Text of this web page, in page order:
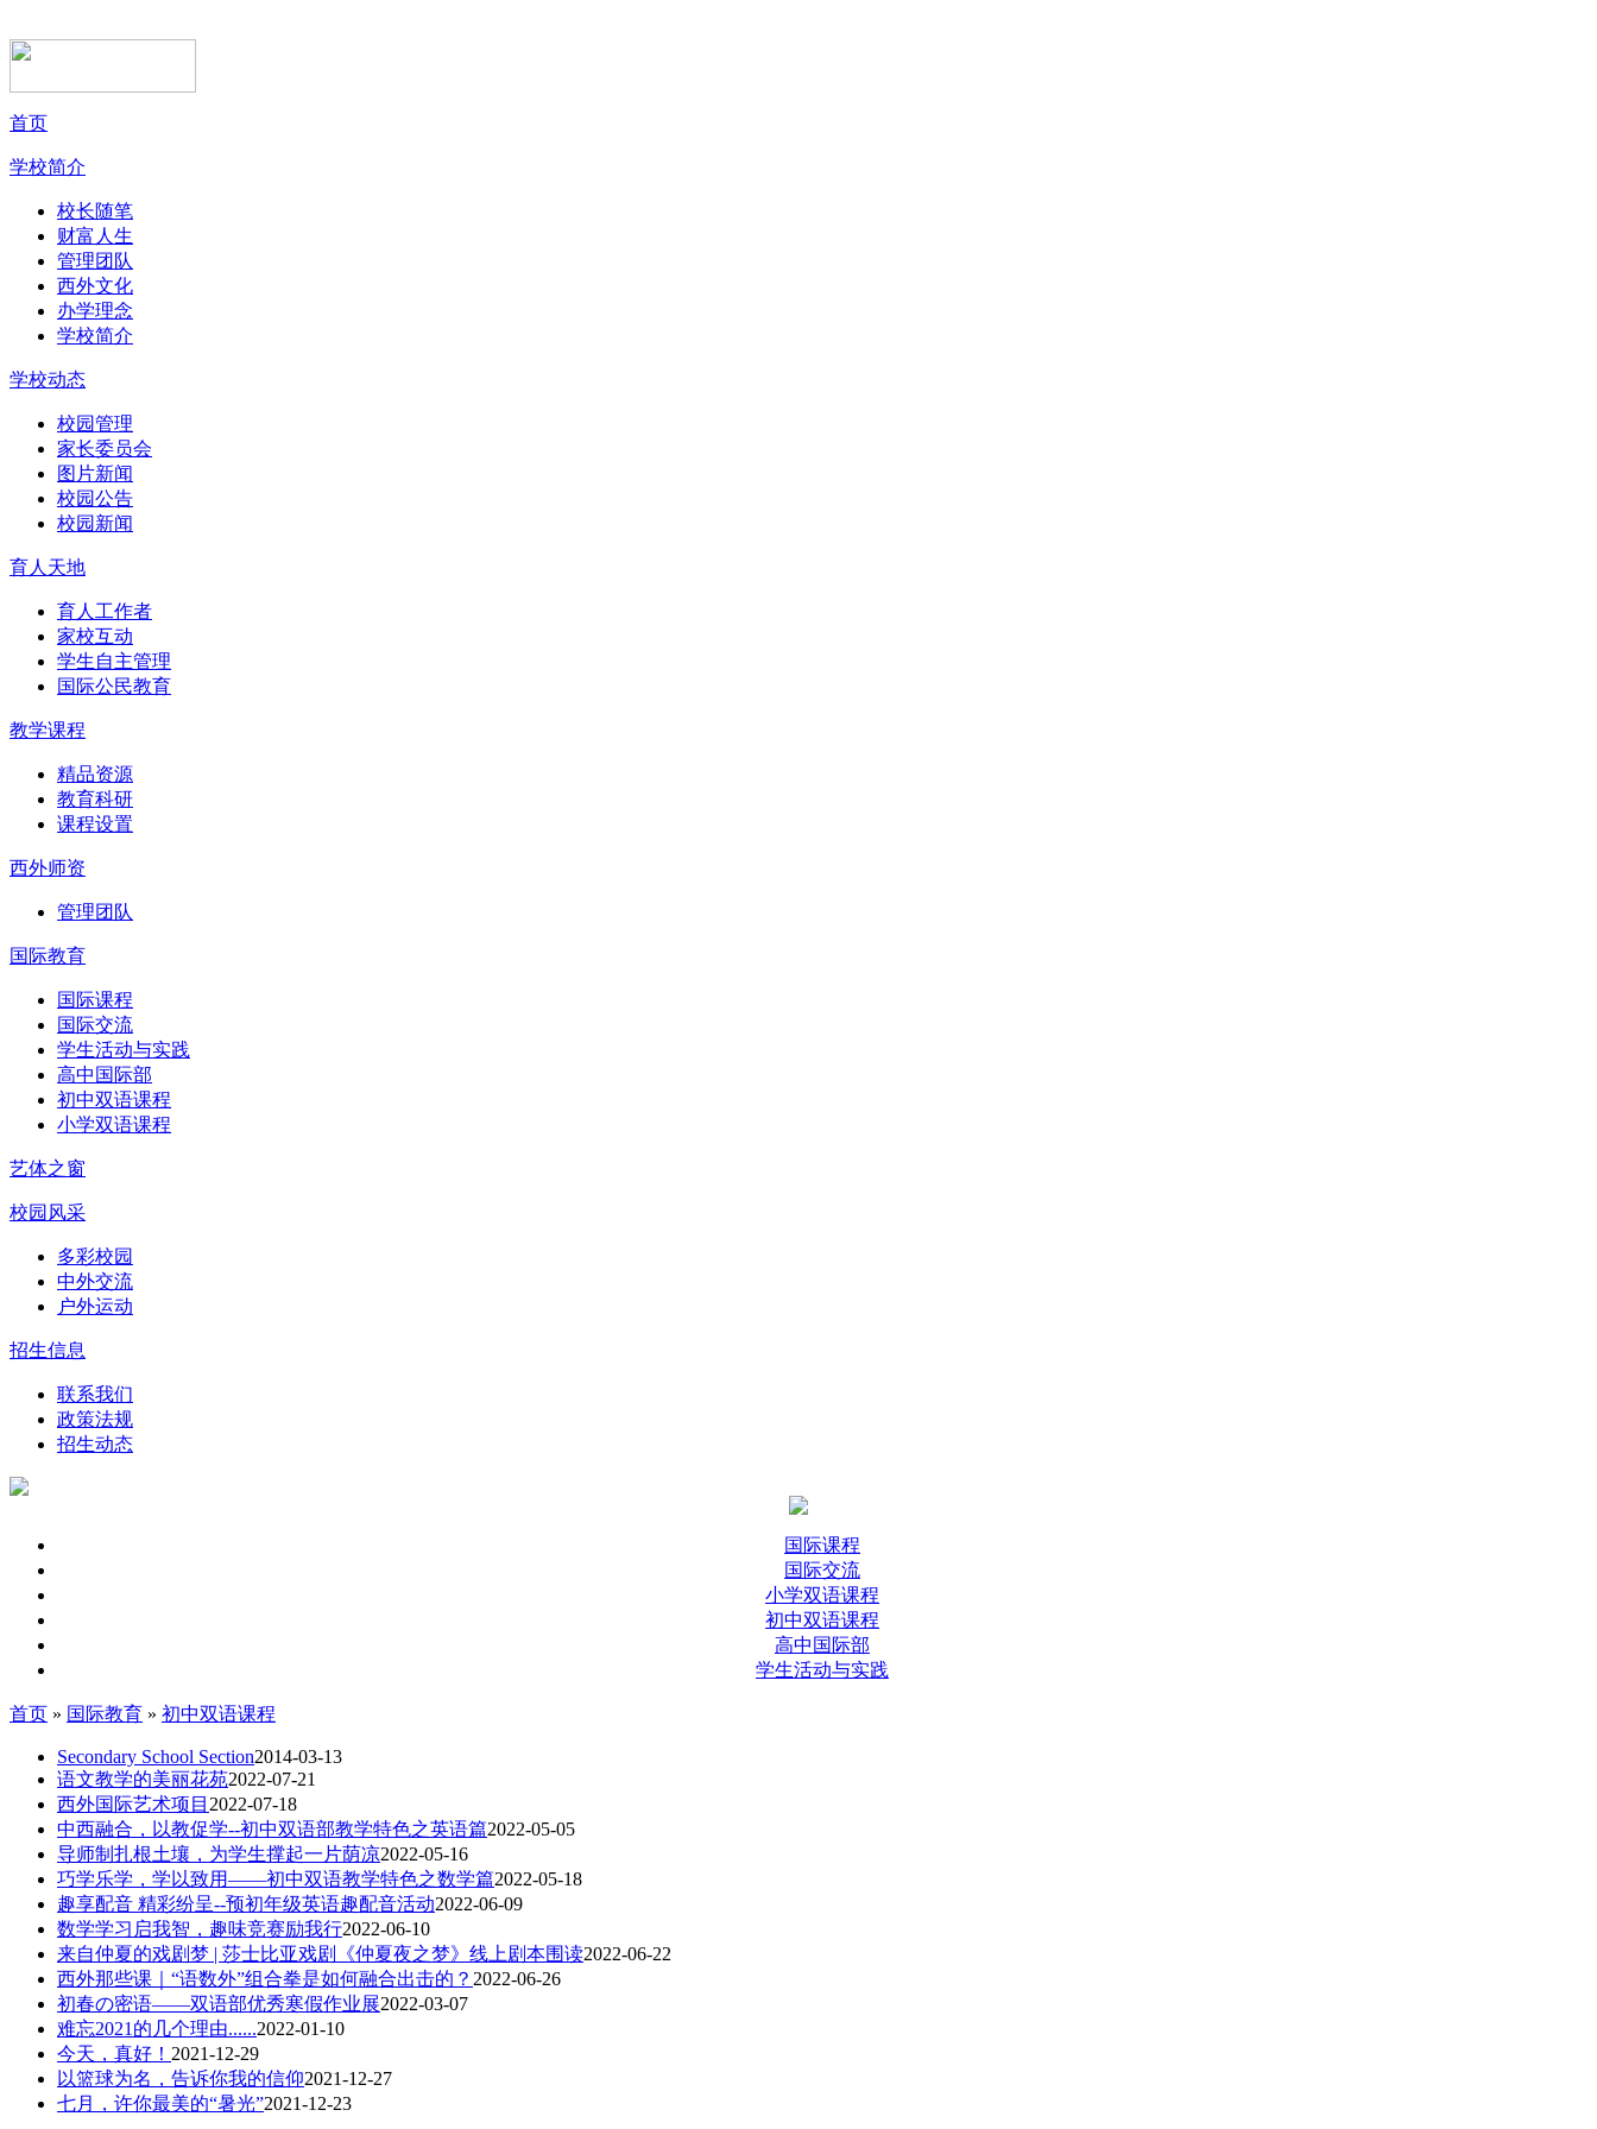
首页
学校简介
校长随笔
财富人生
管理团队
西外文化
办学理念
学校简介
学校动态
校园管理
家长委员会
图片新闻
校园公告
校园新闻
育人天地
育人工作者
家校互动
学生自主管理
国际公民教育
教学课程
精品资源
教育科研
课程设置
西外师资
管理团队
国际教育
国际课程
国际交流
学生活动与实践
高中国际部
初中双语课程
小学双语课程
艺体之窗
校园风采
多彩校园
中外交流
户外运动
招生信息
联系我们
政策法规
招生动态
国际课程
国际交流
小学双语课程
初中双语课程
高中国际部
学生活动与实践
首页 » 国际教育 » 初中双语课程
Secondary School Section2014-03-13
语文教学的美丽花苑2022-07-21
西外国际艺术项目 2022-07-18
中西融合，以教促学--初中双语部教学特色之英语篇2022-05-05
导师制扎根土壤，为学生撑起一片荫凉2022-05-16
巧学乐学，学以致用——初中双语教学特色之数学篇2022-05-18
趣享配音 精彩纷呈--预初年级英语趣配音活动2022-06-09
数学学习启我智，趣味竞赛励我行2022-06-10
来自仲夏的戏剧梦 | 莎士比亚戏剧《仲夏夜之梦》线上剧本围读2022-06-22
西外那些课｜“语数外”组合拳是如何融合出击的？ 2022-06-26
初春の密语——双语部优秀寒假作业展2022-03-07
难忘2021的几个理由......2022-01-10
今天，真好！ 2021-12-29
以篮球为名，告诉你我的信仰2021-12-27
七月，许你最美的“暑光”2021-12-23